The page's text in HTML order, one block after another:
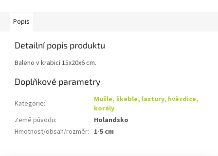
Popis
Detailní popis produktu
Baleno v krabici 15x20x6 cm.
Doplňkové parametry
Kategorie:
Mušle, škeble, lastury, hvězdice,
korály
Země původu:
Holandsko
Hmotnost/obsah/rozměr: 1-5 cm